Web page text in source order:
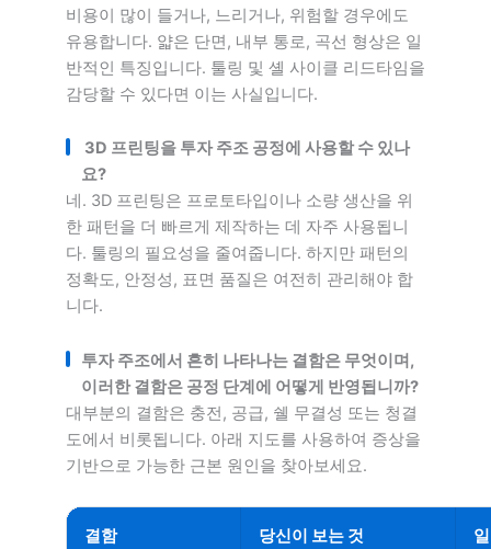
비용이 많이 들거나, 느리거나, 위험할 경우에도
유용합니다. 얇은 단면, 내부 통로, 곡선 형상은 일
반적인 특징입니다. 툴링 및 셸 사이클 리드타임을
감당할 수 있다면 이는 사실입니다.
3D 프린팅을 투자 주조 공정에 사용할 수 있나
요?
네. 3D 프린팅은 프로토타입이나 소량 생산을 위
한 패턴을 더 빠르게 제작하는 데 자주 사용됩니
다. 툴링의 필요성을 줄여줍니다. 하지만 패턴의
정확도, 안정성, 표면 품질은 여전히 관리해야 합
니다.
투자 주조에서 흔히 나타나는 결함은 무엇이며,
이러한 결함은 공정 단계에 어떻게 반영됩니까?
대부분의 결함은 충전, 공급, 쉘 무결성 또는 청결
도에서 비롯됩니다. 아래 지도를 사용하여 증상을
기반으로 가능한 근본 원인을 찾아보세요.
결함 당신이 보는 것